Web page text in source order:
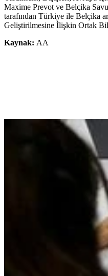
Maxime Prevot ve Belçika
tarafından Türkiye ile Belçika
Geliştirilmesine İlişkin Ortak
Kaynak: AA